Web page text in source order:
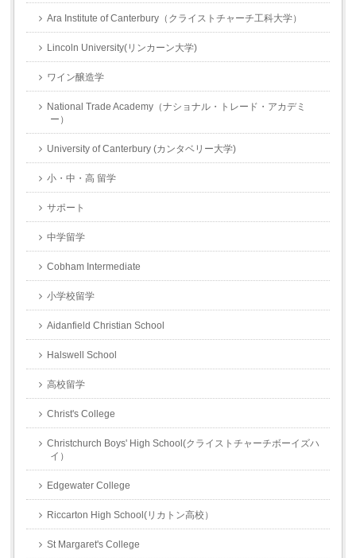
Ara Institute of Canterbury（クライストチャーチ工科大学）
Lincoln University(リンカーン大学)
ワイン醸造学
National Trade Academy（ナショナル・トレード・アカデミ
ー）
University of Canterbury (カンタベリー大学)
小・中・高 留学
サポート
中学留学
Cobham Intermediate
小学校留学
Aidanfield Christian School
Halswell School
高校留学
Christ's College
Christchurch Boys' High School(クライストチャーチボーイズハ
イ）
Edgewater College
Riccarton High School(リカトン高校）
St Margaret's College